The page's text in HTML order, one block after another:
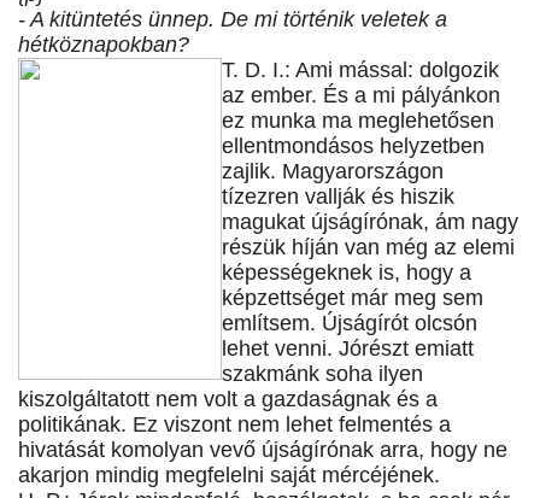
- A kitüntetés ünnep. De mi történik veletek a
hétköznapokban?
T. D. I.: Ami mással: dolgozik
az ember. És a mi pályánkon
ez munka ma meglehetősen
ellentmondásos helyzetben
zajlik. Magyarországon
tízezren vallják és hiszik
magukat újságírónak, ám nagy
részük híján van még az elemi
képességeknek is, hogy a
képzettséget már meg sem
említsem. Újságírót olcsón
lehet venni. Jórészt emiatt
szakmánk soha ilyen
kiszolgáltatott nem volt a gazdaságnak és a
politikának. Ez viszont nem lehet felmentés a
hivatását komolyan vevő újságírónak arra, hogy ne
akarjon mindig megfelelni saját mércéjének.